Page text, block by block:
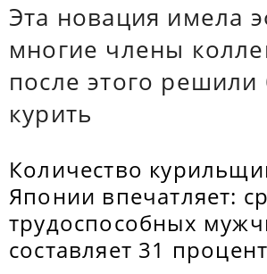
Эта новация имела
многие члены
после этого решили
курить
Количество
Японии впечатляет:
трудоспособных
составляет 31